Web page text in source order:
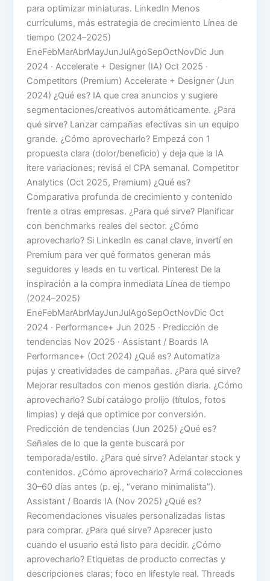
para optimizar miniaturas. LinkedIn Menos
currículums, más estrategia de crecimiento Línea de
tiempo (2024–2025)
EneFebMarAbrMayJunJulAgoSepOctNovDic Jun
2024 · Accelerate + Designer (IA) Oct 2025 ·
Competitors (Premium) Accelerate + Designer (Jun
2024) ¿Qué es? IA que crea anuncios y sugiere
segmentaciones/creativos automáticamente. ¿Para
qué sirve? Lanzar campañas efectivas sin un equipo
grande. ¿Cómo aprovecharlo? Empezá con 1
propuesta clara (dolor/beneficio) y deja que la IA
itere variaciones; revisá el CPA semanal. Competitor
Analytics (Oct 2025, Premium) ¿Qué es?
Comparativa profunda de crecimiento y contenido
frente a otras empresas. ¿Para qué sirve? Planificar
con benchmarks reales del sector. ¿Cómo
aprovecharlo? Si LinkedIn es canal clave, invertí en
Premium para ver qué formatos generan más
seguidores y leads en tu vertical. Pinterest De la
inspiración a la compra inmediata Línea de tiempo
(2024–2025)
EneFebMarAbrMayJunJulAgoSepOctNovDic Oct
2024 · Performance+ Jun 2025 · Predicción de
tendencias Nov 2025 · Assistant / Boards IA
Performance+ (Oct 2024) ¿Qué es? Automatiza
pujas y creatividades de campañas. ¿Para qué sirve?
Mejorar resultados con menos gestión diaria. ¿Cómo
aprovecharlo? Subí catálogo prolijo (títulos, fotos
limpias) y dejá que optimice por conversión.
Predicción de tendencias (Jun 2025) ¿Qué es?
Señales de lo que la gente buscará por
temporada/estilo. ¿Para qué sirve? Adelantar stock y
contenidos. ¿Cómo aprovecharlo? Armá colecciones
30–60 días antes (p. ej., “verano minimalista”).
Assistant / Boards IA (Nov 2025) ¿Qué es?
Recomendaciones visuales personalizadas listas
para comprar. ¿Para qué sirve? Aparecer justo
cuando el usuario está listo para decidir. ¿Cómo
aprovecharlo? Etiquetas de producto correctas y
descripciones claras; foco en lifestyle real. Threads